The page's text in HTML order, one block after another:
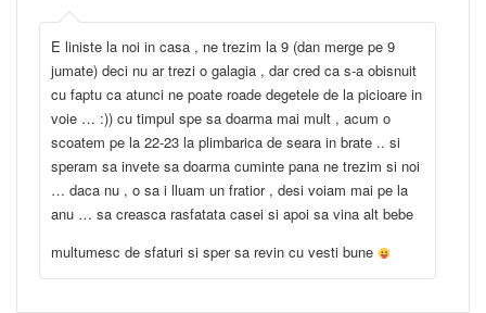
E liniste la noi in casa , ne trezim la 9 (dan merge pe 9
jumate) deci nu ar trezi o galagia , dar cred ca s-a obisnuit
cu faptu ca atunci ne poate roade degetele de la picioare in
voie … :)) cu timpul spe sa doarma mai mult , acum o
scoatem pe la 22-23 la plimbarica de seara in brate .. si
speram sa invete sa doarma cuminte pana ne trezim si noi
… daca nu , o sa i lluam un fratior , desi voiam mai pe la
anu … sa creasca rasfatata casei si apoi sa vina alt bebe
multumesc de sfaturi si sper sa revin cu vesti bune